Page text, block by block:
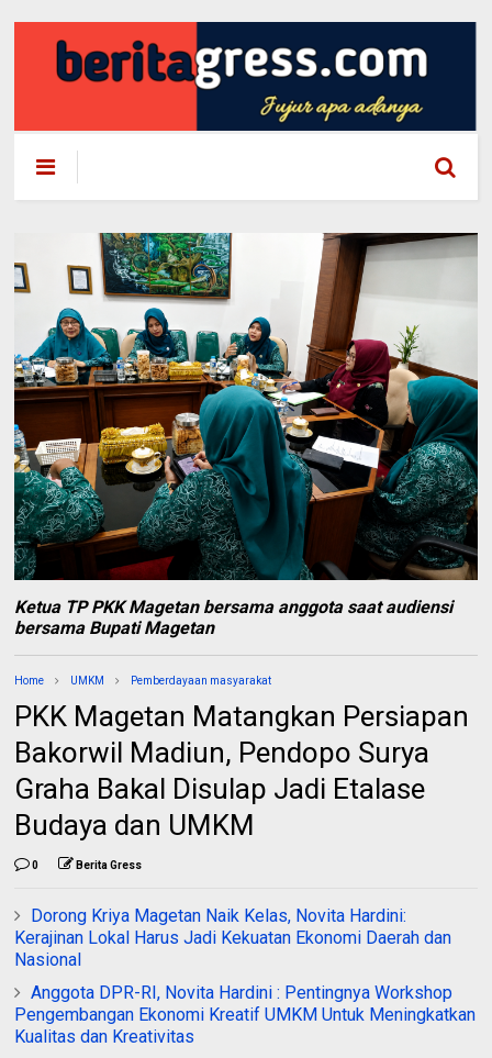
Ketua TP PKK Magetan bersama anggota saat audiensi
bersama Bupati Magetan
Home UMKM Pemberdayaan masyarakat
PKK Magetan Matangkan Persiapan
Bakorwil Madiun, Pendopo Surya
Graha Bakal Disulap Jadi Etalase
Budaya dan UMKM
0 Berita Gress
Dorong Kriya Magetan Naik Kelas, Novita Hardini:
Kerajinan Lokal Harus Jadi Kekuatan Ekonomi Daerah dan
Nasional
Anggota DPR-RI, Novita Hardini : Pentingnya Workshop
Pengembangan Ekonomi Kreatif UMKM Untuk Meningkatkan
Kualitas dan Kreativitas